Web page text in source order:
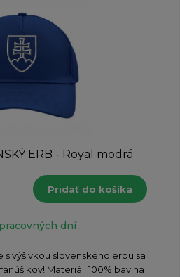
ERB - Royal modrá
Pridať do košíka
dní
výšivkou slovenského erbu sa
Materiál: 100% bavlna